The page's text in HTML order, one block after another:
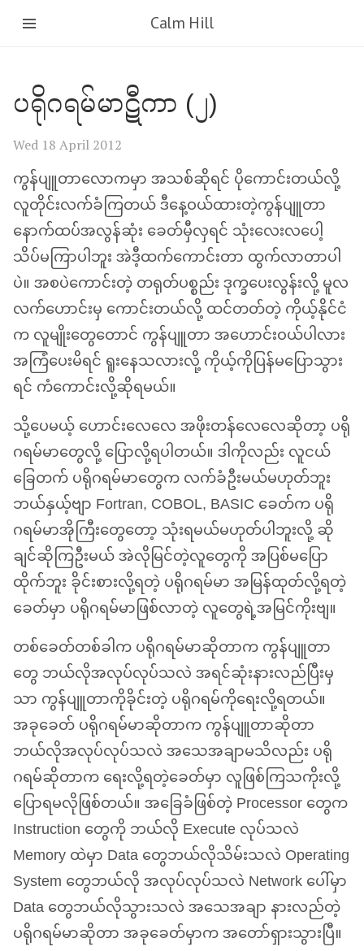
Calm Hill
ပရိုဂရမ်မာဋီကာ (၂)
Wed 18 April 2012
ကွန်ပျူတာလောကမှာ အသစ်ဆိုရင် ပိုကောင်းတယ်လို့
လူတိုင်းလက်ခံကြတယ် ဒီနေ့ဝယ်ထားတဲ့ကွန်ပျူတာ
နောက်ထပ်အလွန်ဆုံး ခေတ်မှီလှရင် သုံးလေးလပေါ့
သိပ်မကြာပါဘူး အဲဒီ့ထက်ကောင်းတာ ထွက်လာတာပါ
ပဲ။ အစပဲကောင်းတဲ့ တရုတ်ပစ္စည်း ဒုက္ခပေးလွန်းလို့ မူလ
လက်ဟောင်းမှ ကောင်းတယ်လို့ ထင်တတ်တဲ့ ကိုယ့်နိုင်ငံ
က လူမျိုးတွေတောင် ကွန်ပျူတာ အဟောင်းဝယ်ပါလား
အကြံပေးမိရင် ရူးနေသလားလို့ ကိုယ့်ကိုပြန်မပြောသွား
ရင် ကံကောင်းလို့ဆိုရမယ်။
သို့ပေမယ့် ဟောင်းလေလေ အဖိုးတန်လေလေဆိုတာ့ ပရို
ဂရမ်မာတွေလို့ ပြောလို့ရပါတယ်။ ဒါကိုလည်း လူငယ်
ခြေတက် ပရိုဂရမ်မာတွေက လက်ခံဦးမယ်မဟုတ်ဘူး
ဘယ်နှယ့်ဗျာ Fortran,COBOL,BASICခေတ်က ပရို
ဂရမ်မာအိုကြီးတွေတော့ သုံးရမယ်မဟုတ်ပါဘူးလို့ ဆို
ချင်ဆိုကြဦးမယ် အဲလိုမြင်တဲ့လူတွေကို အပြစ်မပြော
ထိုက်ဘူး ခိုင်းစားလို့ရတဲ့ ပရိုဂရမ်မာ အမြန်ထုတ်လို့ရတဲ့
ခေတ်မှာ ပရိုဂရမ်မာဖြစ်လာတဲ့ လူတွေရဲ့အမြင်ကိုးဗျ။
တစ်ခေတ်တစ်ခါက ပရိုဂရမ်မာဆိုတာက ကွန်ပျူတာ
တွေ ဘယ်လိုအလုပ်လုပ်သလဲ အရင်ဆုံးနားလည်ပြီးမှ
သာ ကွန်ပျူတာကိုခိုင်းတဲ့ ပရိုဂရမ်ကိုရေးလို့ရတယ်။
အခုခေတ် ပရိုဂရမ်မာဆိုတာက ကွန်ပျူတာဆိုတာ
ဘယ်လိုအလုပ်လုပ်သလဲ အသေအချာမသိလည်း ပရို
ဂရမ်ဆိုတာက ရေးလို့ရတဲ့ခေတ်မှာ လူဖြစ်ကြသကိုးလို့
ပြောရမလိုဖြစ်တယ်။ အခြေခံဖြစ်တဲ့ Processor တွေက
Instruction တွေကို ဘယ်လို Execute လုပ်သလဲ
Memory ထဲမှာ Data တွေဘယ်လိုသိမ်းသလဲ Operating
System တွေဘယ်လို အလုပ်လုပ်သလဲ Network ပေါ်မှာ
Data တွေဘယ်လိုသွားသလဲ အသေအချာ နားလည်တဲ့
ပရိုဂရမ်မာဆိုတာ အခုခေတ်မှာက အတော်ရှားသွားပြီ။